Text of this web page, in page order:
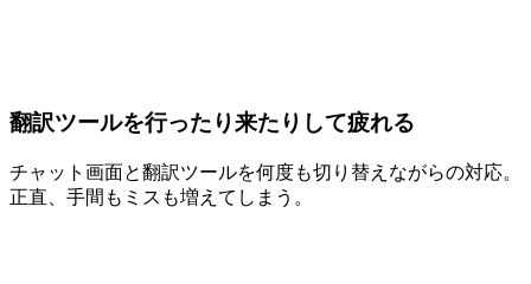
翻訳ツールを行ったり来たりして疲れる
チャット画面と翻訳ツールを何度も切り替えながらの対応。
正直、手間もミスも増えてしまう。